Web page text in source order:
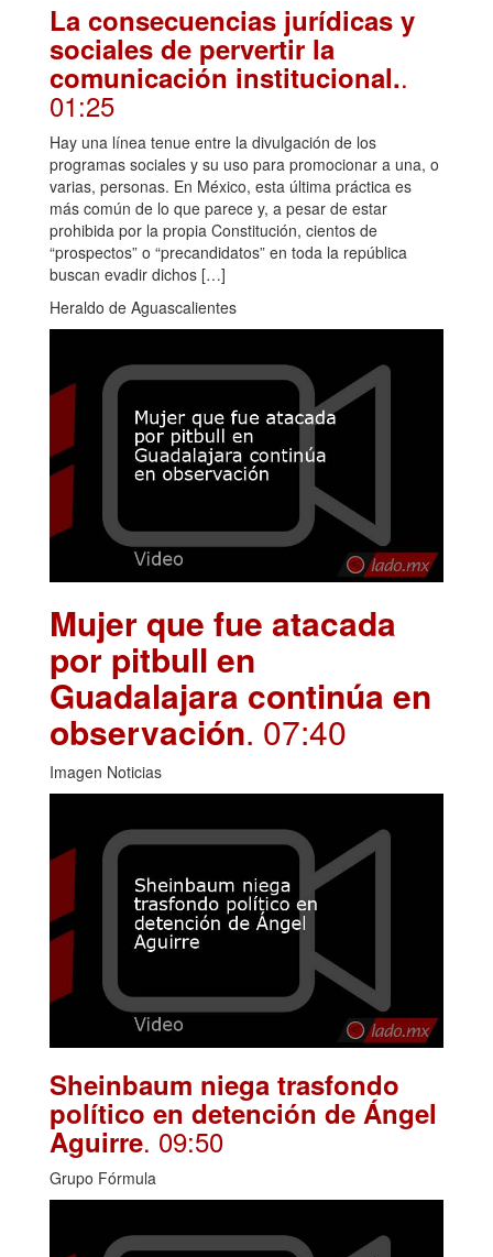
La consecuencias jurídicas y
sociales de pervertir la
comunicación institucional..
01:25
Hay una línea tenue entre la divulgación de los
programas sociales y su uso para promocionar a una, o
varias, personas. En México, esta última práctica es
más común de lo que parece y, a pesar de estar
prohibida por la propia Constitución, cientos de
“prospectos” o “precandidatos” en toda la república
buscan evadir dichos […]
Heraldo de Aguascalientes
Mujer que fue atacada
por pitbull en
Guadalajara continúa en
observación. 07:40
Imagen Noticias
Sheinbaum niega trasfondo
político en detención de Ángel
Aguirre. 09:50
Grupo Fórmula